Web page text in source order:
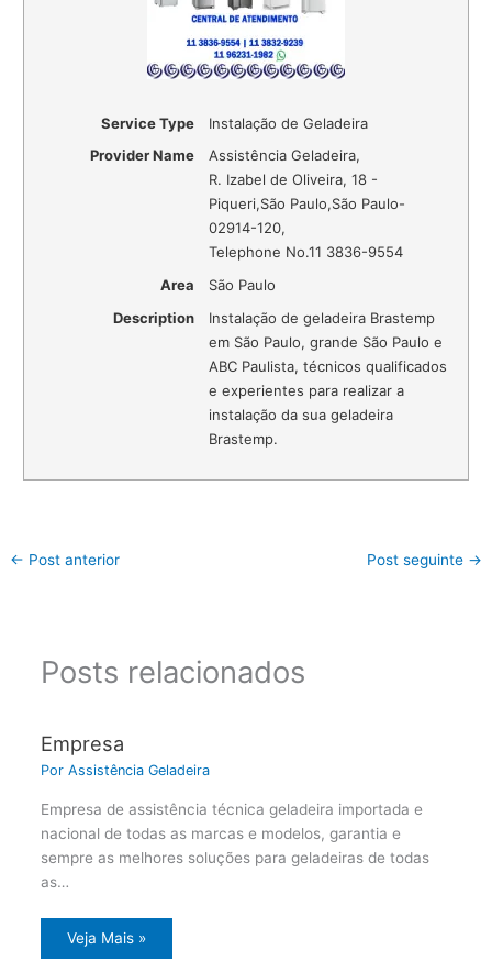
Service Type
Instalação de Geladeira
Provider Name
Assistência Geladeira,
R. Izabel de Oliveira, 18 -
Piqueri,São Paulo,São Paulo-
02914-120,
Telephone No.11 3836-9554
Area
São Paulo
Description
Instalação de geladeira Brastemp
em São Paulo, grande São Paulo e
ABC Paulista, técnicos qualificados
e experientes para realizar a
instalação da sua geladeira
Brastemp.
← Post anterior Post seguinte →
Posts relacionados
Empresa
Por Assistência Geladeira
Empresa de assistência técnica geladeira importada e
nacional de todas as marcas e modelos, garantia e
sempre as melhores soluções para geladeiras de todas
as…
Veja Mais »